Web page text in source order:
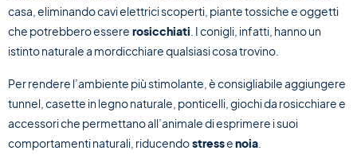
casa, eliminando cavi elettrici scoperti, piante tossiche e oggetti
che potrebbero essere rosicchiati . I conigli, infatti, hanno un
istinto naturale a mordicchiare qualsiasi cosa trovino.
Per rendere l’ambiente più stimolante, è consigliabile aggiungere
tunnel, casette in legno naturale, ponticelli, giochi da rosicchiare e
accessori che permettano all’animale di esprimere i suoi
comportamenti naturali, riducendostressenoia